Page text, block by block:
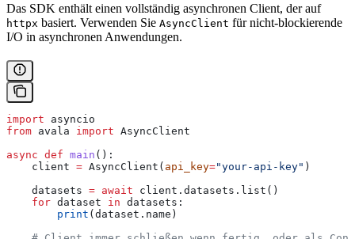
Das SDK enthält einen vollständig asynchronen Client, der auf
httpx basiert. Verwenden Sie AsyncClient für nicht-blockierende
I/O in asynchronen Anwendungen.
import asyncio
from avala import AsyncClient
async def main ():
    client
= AsyncClient( api_key="your-api-key" )
    datasets
= await client.datasets.list()
    for
dataset in datasets:
        print
(dataset.name)